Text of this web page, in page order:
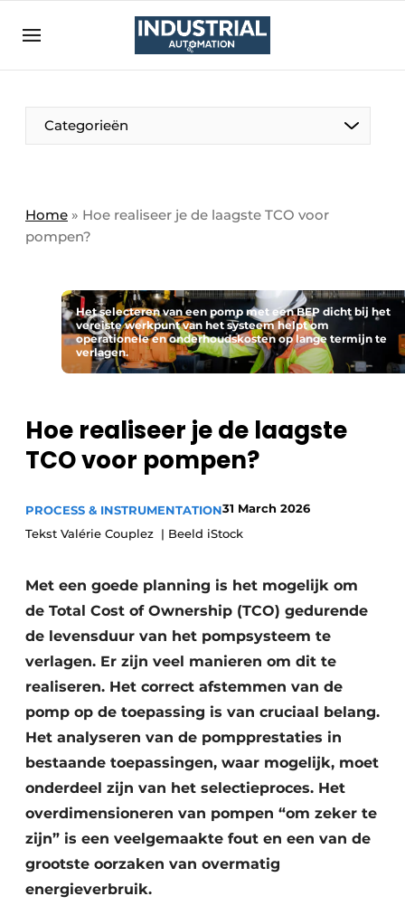
Aanmelden
Bedrijven
Bedrijven
Direct contact
Eigen content aanleveren
Home
Meest gelezen
Nieuwsbrief
Privacy / Cookie statement
Vacature aanmelden
Video’s
Categorieën
Home » Hoe realiseer je de laagste TCO voor
pompen?
Het selecteren van een pomp met een BEP dicht bij het
vereiste werkpunt van het systeem helpt om
operationele en onderhoudskosten op lange termijn te
verlagen.
Hoe realiseer je de laagste
TCO voor pompen?
PROCESS & INSTRUMENTATION31 March 2026
Tekst Valérie Couplez | Beeld iStock
Met een goede planning is het mogelijk om
de Total Cost of Ownership (TCO) gedurende
de levensduur van het pompsysteem te
verlagen. Er zijn veel manieren om dit te
realiseren. Het correct afstemmen van de
pomp op de toepassing is van cruciaal belang.
Het analyseren van de pompprestaties in
bestaande toepassingen, waar mogelijk, moet
onderdeel zijn van het selectieproces. Het
overdimensioneren van pompen “om zeker te
zijn” is een veelgemaakte fout en een van de
grootste oorzaken van overmatig
energieverbruik.